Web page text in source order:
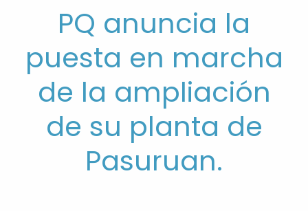
PQ anuncia la
puesta en marcha
de la ampliación
de su planta de
Pasuruan.